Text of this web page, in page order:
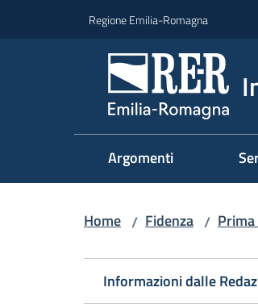
Regione Emilia-Romagna
Argomenti
Home / Fidenza /
Informazioni dalle